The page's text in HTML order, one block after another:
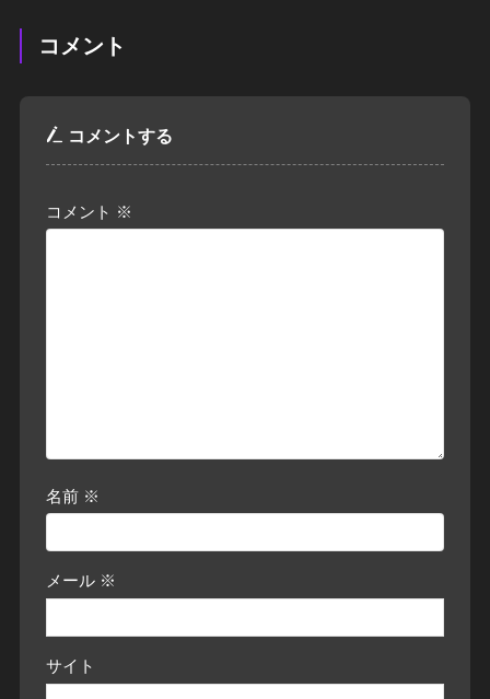
コメント
コメントする
コメント ※
名前 ※
メール ※
サイト